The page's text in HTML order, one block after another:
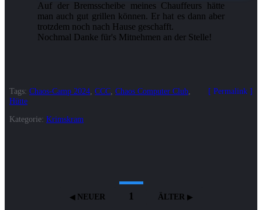
Auf der Bremsscheibe meines Chauffeurs hätte
man auch gut grillen können. Er hat es dann aber
trotzdem noch nach Hause geschafft.
Nochmal Danke für's Mitnehmen an der Stelle!
Permalink
Tags: Chaos-Camp 2024 CCC Chaos Computer Club
Hütte
Kategorie: Krimskram
NEUER 1 ÄLTER